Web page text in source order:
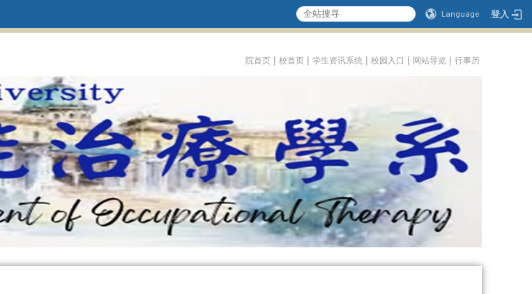
Language 登入
院首页 | 校首页 | 学生资讯系统 | 校园入口 | 网站导览 | 行事历